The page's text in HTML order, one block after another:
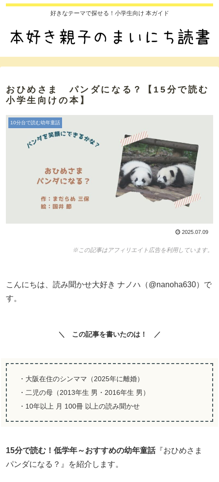
好きなテーマで探せる！小学生向け 本ガイド
おひめさま パンダになる？【15分で読む
小学生向けの本】
10分台で読む幼年童話
2025.07.09
※この記事はアフィリエイト広告を利用しています。
こんにちは、読み聞かせ大好き ナノハ（@nanoha630）で
す。
＼ この記事を書いたのは！ ／
・大阪在住のシンママ（2025年に離婚）
・二児の母（2013年生 男・2016年生 男）
・10年以上 月 100冊 以上の読み聞かせ
15分で読む！低学年～おすすめの幼年童話『おひめさま
パンダになる？』を紹介します。